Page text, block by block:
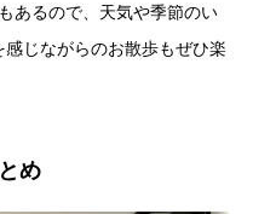
あるので、天気や季節のい
じながらのお散歩もぜひ楽
め